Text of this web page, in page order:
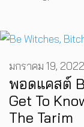
พอดแคสต์
Get To
The Tarim
มกราคม 19, 2022